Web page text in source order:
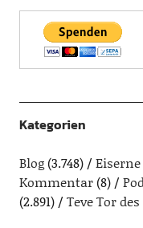
Kategorien
Blog(3.748)
Kommentar(8)
(2.891)
Teve Tor